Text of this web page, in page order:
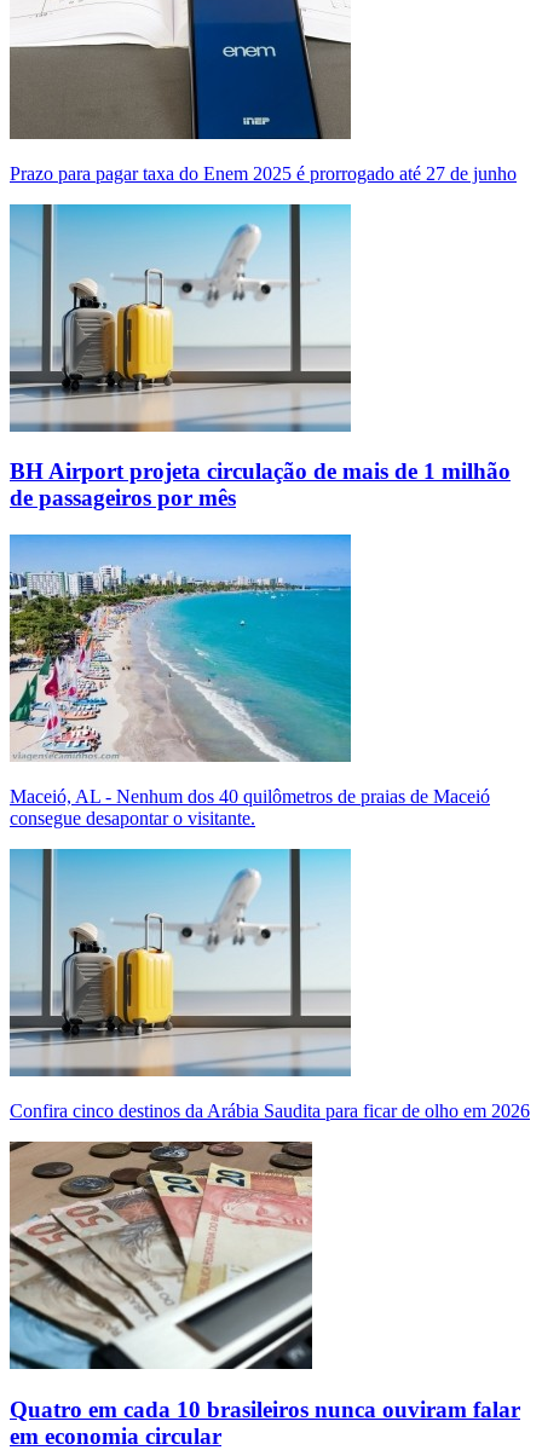
Prazo para pagar taxa do Enem 2025 é prorrogado até 27 de junho
BH Airport projeta circulação de mais de 1 milhão
de passageiros por mês
Maceió, AL - Nenhum dos 40 quilômetros de praias de Maceió
consegue desapontar o visitante.
Confira cinco destinos da Arábia Saudita para ficar de olho em 2026
Quatro em cada 10 brasileiros nunca ouviram falar
em economia circular